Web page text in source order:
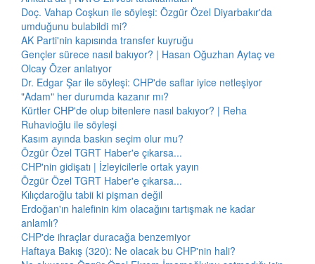
Doç. Vahap Coşkun ile söyleşi: Özgür Özel Diyarbakır'da
umduğunu bulabildi mi?
AK Parti'nin kapısında transfer kuyruğu
Gençler sürece nasıl bakıyor? | Hasan Oğuzhan Aytaç ve
Olcay Özer anlatıyor
Dr. Edgar Şar ile söyleşi: CHP'de saflar iyice netleşiyor
"Adam" her durumda kazanır mı?
Kürtler CHP'de olup bitenlere nasıl bakıyor? | Reha
Ruhavioğlu ile söyleşi
Kasım ayında baskın seçim olur mu?
Özgür Özel TGRT Haber'e çıkarsa...
CHP'nin gidişatı | İzleyicilerle ortak yayın
Özgür Özel TGRT Haber'e çıkarsa...
Kılıçdaroğlu tabii ki pişman değil
Erdoğan'ın halefinin kim olacağını tartışmak ne kadar
anlamlı?
CHP'de ihraçlar duracağa benzemiyor
Haftaya Bakış (320): Ne olacak bu CHP'nin hali?